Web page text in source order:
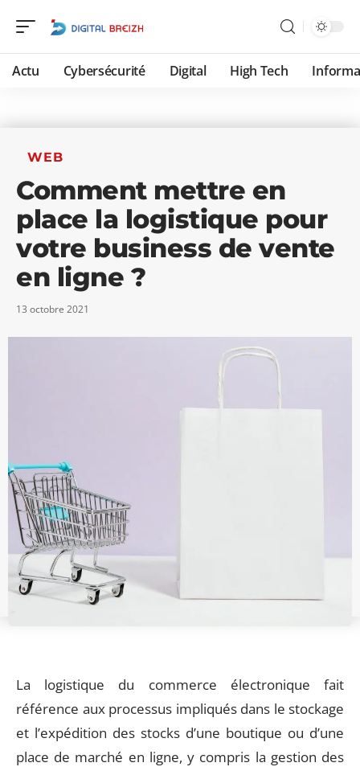
Actu Cybersécurité Digital High Tech
WEB
Comment mettre en
place la logistique pour
votre business de vente
en ligne ?
13 octobre 2021
La logistique du commerce électronique fait
référence aux processus impliqués dans le stockage
et l’expédition des stocks d’une boutique ou d’une
place de marché en ligne, y compris la gestion des